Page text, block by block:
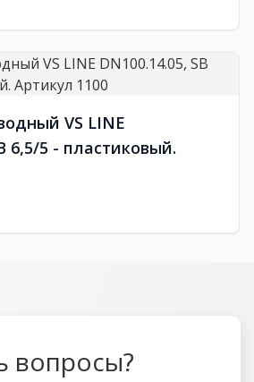
VS LINE
6,5/5 - пластиковый.
вопросы?